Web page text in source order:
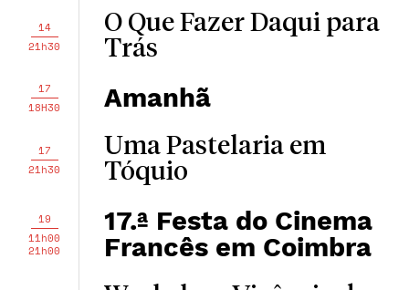
14
21h30
O Que Fazer Daqui para
Trás
17
18H30
Amanhã
17
21h30
Uma Pastelaria em
Tóquio
19
11h00
21h00
17.ª Festa do Cinema
Francês em Coimbra